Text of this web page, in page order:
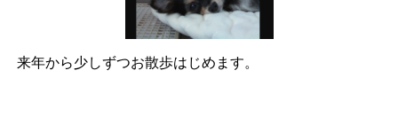
来年から少しずつお散歩はじめます。